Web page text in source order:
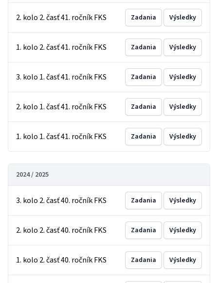
2. kolo 2. časť 41. ročník FKS Zadania Výsledky
1. kolo 2. časť 41. ročník FKS Zadania Výsledky
3. kolo 1. časť 41. ročník FKS Zadania Výsledky
2. kolo 1. časť 41. ročník FKS Zadania Výsledky
1. kolo 1. časť 41. ročník FKS Zadania Výsledky
2024 / 2025
3. kolo 2. časť 40. ročník FKS Zadania Výsledky
2. kolo 2. časť 40. ročník FKS Zadania Výsledky
1. kolo 2. časť 40. ročník FKS Zadania Výsledky